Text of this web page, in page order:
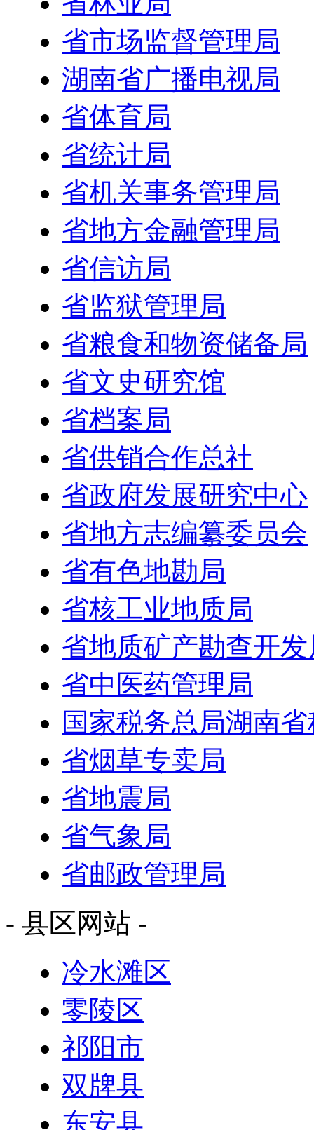
省市场监督管理局
湖南省广播电视局
省体育局
省统计局
省机关事务管理局
省地方金融管理局
省信访局
省监狱管理局
省粮食和物资储备局
省文史研究馆
省档案局
省供销合作总社
省政府发展研究中心
省地方志编纂委员会
省有色地勘局
省核工业地质局
省地质矿产勘查开发
省中医药管理局
国家税务总局湖南
省烟草专卖局
省地震局
省气象局
省邮政管理局
- 县区网站 -
冷水滩区
零陵区
祁阳市
双牌县
东安县